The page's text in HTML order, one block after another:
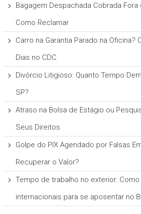
Bagagem Despachada Cobrada Fora
Como Reclamar
Carro na Garantia Parado na Oficina?
Dias no CDC
Divórcio Litigioso: Quanto Tempo
SP?
Atraso na Bolsa de Estágio ou
Seus Direitos
Golpe do PIX Agendado por Falsas
Recuperar o Valor?
Tempo de trabalho no exterior:
internacionais para se aposentar no